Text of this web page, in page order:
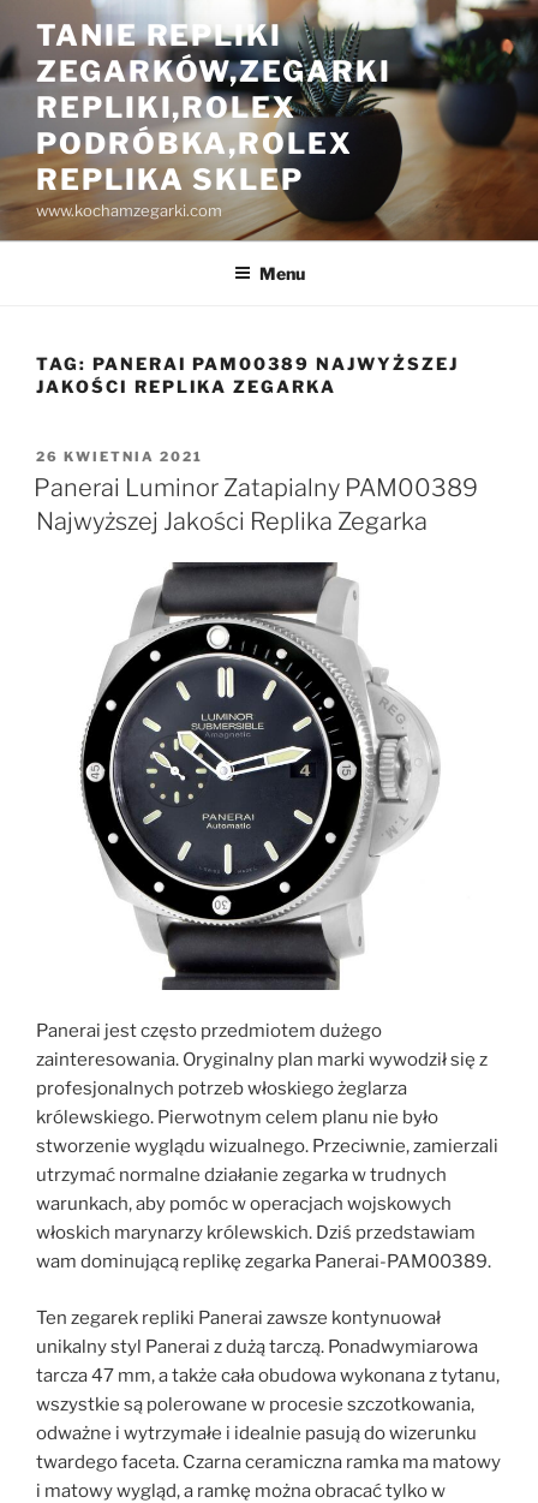
do
treści
TANIE REPLIKI
ZEGARKÓW,ZEGARKI
REPLIKI,ROLEX
PODRÓBKA,ROLEX
REPLIKA SKLEP
www.kochamzegarki.com
Menu
TAG: PANERAI PAM00389 NAJWYŻSZEJ
JAKOŚCI REPLIKA ZEGARKA
OPUBLIKOWANE
W
26 KWIETNIA 2021
Panerai Luminor Zatapialny PAM00389
Najwyższej Jakości Replika Zegarka
Panerai jest często przedmiotem dużego
zainteresowania. Oryginalny plan marki wywodził się z
profesjonalnych potrzeb włoskiego żeglarza
królewskiego. Pierwotnym celem planu nie było
stworzenie wyglądu wizualnego. Przeciwnie, zamierzali
utrzymać normalne działanie zegarka w trudnych
warunkach, aby pomóc w operacjach wojskowych
włoskich marynarzy królewskich. Dziś przedstawiam
wam dominującą replikę zegarka Panerai-PAM00389.
Ten zegarek repliki Panerai zawsze kontynuował
unikalny styl Panerai z dużą tarczą. Ponadwymiarowa
tarcza 47 mm, a także cała obudowa wykonana z tytanu,
wszystkie są polerowane w procesie szczotkowania,
odważne i wytrzymałe i idealnie pasują do wizerunku
twardego faceta. Czarna ceramiczna ramka ma matowy
i matowy wygląd, a ramkę można obracać tylko w